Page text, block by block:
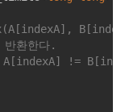
환한다.
!=